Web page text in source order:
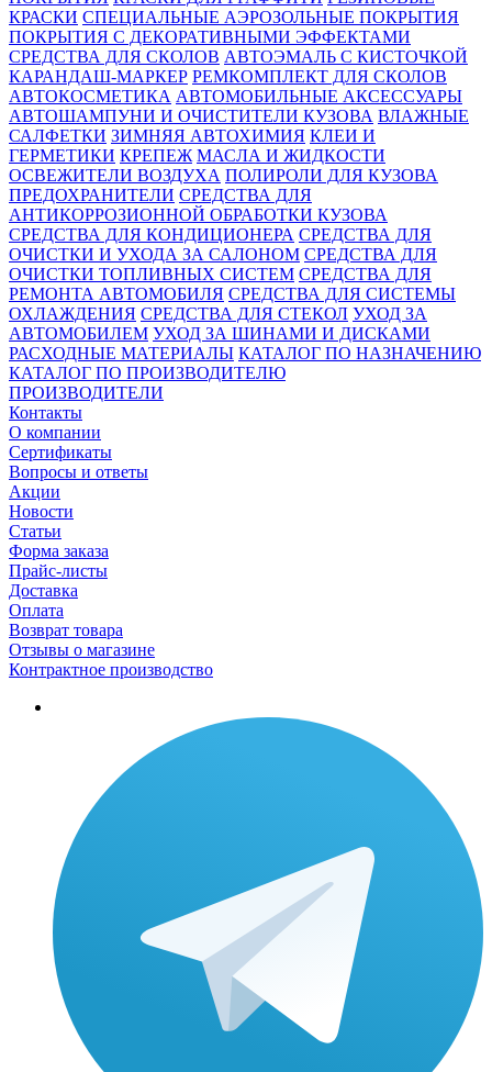
КРАСКИ СПЕЦИАЛЬНЫЕ АЭРОЗОЛЬНЫЕ ПОКРЫТИЯ
ПОКРЫТИЯ С ДЕКОРАТИВНЫМИ ЭФФЕКТАМИ
СРЕДСТВА ДЛЯ СКОЛОВ АВТОЭМАЛЬ С КИСТОЧКОЙ
КАРАНДАШ-МАРКЕР РЕМКОМПЛЕКТ ДЛЯ СКОЛОВ
АВТОКОСМЕТИКА АВТОМОБИЛЬНЫЕ АКСЕССУАРЫ
АВТОШАМПУНИ И ОЧИСТИТЕЛИ КУЗОВА ВЛАЖНЫЕ
САЛФЕТКИ ЗИМНЯЯ АВТОХИМИЯ КЛЕИ И
ГЕРМЕТИКИ КРЕПЕЖ МАСЛА И ЖИДКОСТИ
ОСВЕЖИТЕЛИ ВОЗДУХА ПОЛИРОЛИ ДЛЯ КУЗОВА
ПРЕДОХРАНИТЕЛИ СРЕДСТВА ДЛЯ
АНТИКОРРОЗИОННОЙ ОБРАБОТКИ КУЗОВА
СРЕДСТВА ДЛЯ КОНДИЦИОНЕРА СРЕДСТВА ДЛЯ
ОЧИСТКИ И УХОДА ЗА САЛОНОМ СРЕДСТВА ДЛЯ
ОЧИСТКИ ТОПЛИВНЫХ СИСТЕМ СРЕДСТВА ДЛЯ
РЕМОНТА АВТОМОБИЛЯ СРЕДСТВА ДЛЯ СИСТЕМЫ
ОХЛАЖДЕНИЯ СРЕДСТВА ДЛЯ СТЕКОЛ УХОД ЗА
АВТОМОБИЛЕМ УХОД ЗА ШИНАМИ И ДИСКАМИ
РАСХОДНЫЕ МАТЕРИАЛЫ КАТАЛОГ ПО НАЗНАЧЕНИЮ
КАТАЛОГ ПО ПРОИЗВОДИТЕЛЮ
ПРОИЗВОДИТЕЛИ
Контакты
О компании
Сертификаты
Вопросы и ответы
Акции
Новости
Статьи
Форма заказа
Прайс-листы
Доставка
Оплата
Возврат товара
Отзывы о магазине
Контрактное производство